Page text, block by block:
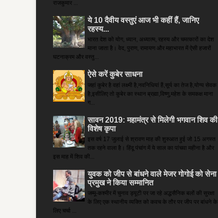
राजकुमार ...
ये 10 दैवीय वस्तुएं आज भी कहीं हैं, जानिए
रहस्य...
भारत देश को योग, ध्यान, अध्यात्म, रहस्य और चमत्कारों का देश
माना जाता है। वेद, पुराण, रामायण और महाभारत में ऐसी हजारों
घटनाक्रम और वस्तु...
ऐसे करें कुबेर साधना
जहां कुबेर है­ वहां लक्ष्मी है,नवनिधियां हैं,सूर्य का तेज है,योग्य सेवक
है,इसीलिए तो कुबेर का स्थान ब्रह्मा,विष्णु,महेश के समकक्ष माना
ग...
सावन 2019: महामंत्र से मिलेगी भगवान शिव की
विशेष कृपा
इस वर्ष 17 जुलाई से श्रावण माह की शुरुआत हुई जो 15 अगस्त
तक रहने वाला है। हिंदू पंचांग में ये साल का पांचवा महीना है और
इस माह में शिव की...
युवक को जीप से बांधने वाले मेजर गोगोई को सेना
प्रमुख ने किया सम्‍मानित
जम्मू-कश्मीर में चुनाव ड्यूटी पर जा रहे अद्धसैनिक बलों की सुरक्षा
के लिए एक स्थानीय व्यक्ति को कवच के तौर पर जीप पर बांधने के
लिए चर्चा ...